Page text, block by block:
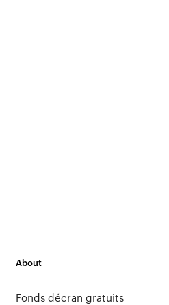
About
Fonds décran gratuits